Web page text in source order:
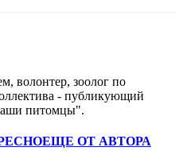
волонтер, зоолог по
- публикующий
питомцы".
ЕЩЕ ОТ АВТОРА